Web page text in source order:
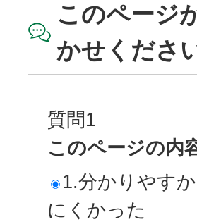
このページ
かせくださ
質問1
このページの内
1.分かりやす
にくかった